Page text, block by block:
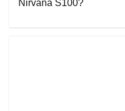
Nirvana S100?